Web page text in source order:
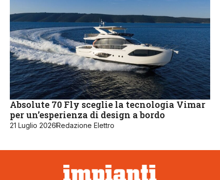
Absolute 70 Fly sceglie la tecnologia Vimar
per un’esperienza di design a bordo
21 Luglio 2026Redazione Elettro